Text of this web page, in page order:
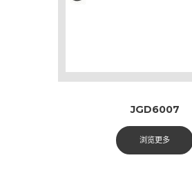
JGD6007
浏览更多